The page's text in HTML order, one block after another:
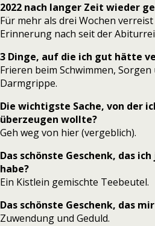
2022 nach langer Zeit wieder
Für mehr als drei Wochen
Erinnerung nach seit der
3 Dinge, auf die ich gut hätte
Frieren beim Schwimmen, Sorgen
Darmgrippe.
Die wichtigste Sache, von der
überzeugen wollte?
Geh weg von hier (vergeblich).
Das schönste Geschenk, das
habe?
Ein Kistlein gemischte Teebeutel.
Das schönste Geschenk, das
Zuwendung und Geduld.